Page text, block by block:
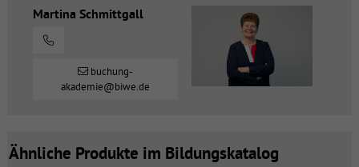
Martina Schmittgall
buchung-
akademie@biwe.de
Ähnliche Produkte im Bildungskatalog